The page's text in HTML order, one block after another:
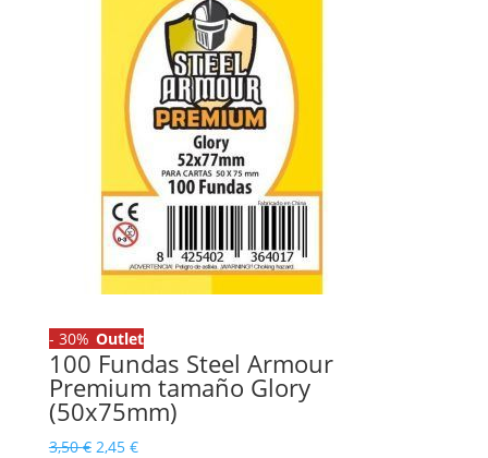
- 30% Outlet
100 Fundas Steel Armour
Premium tamaño Glory
(50x75mm)
3,50€ El
2,45 €El